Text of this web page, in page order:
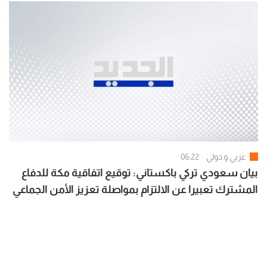
عربي و دولي 06:22
بيان سعودي تركي باكستاني: توقيع اتفاقية مكة للدفاع
المشترك تعبيرا عن الالتزام بمواصلة تعزيز الأمن الجماعي